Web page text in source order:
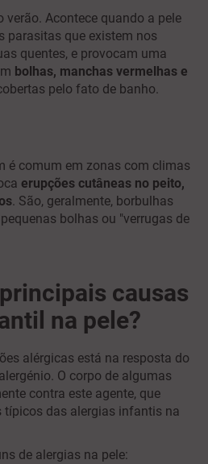
verão. Acontece quando a pele
parasitas que existem nos
quentes, e provocam uma
bolhas, manchas vermelhas e
pelo fato de banho.
é comum em zonas com climas
erupções cutâneas no peito,
. São, geralmente, borbulhas
bolhas ou "verrugas de
causas
na pele?
alérgicas está na resposta do
O corpo de algumas
contra este agente, que
típicos das alergias infantis na
de alergias na pele: